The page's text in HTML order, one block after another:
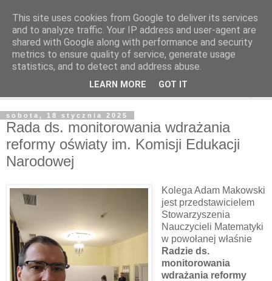
sobota, 18 stycznia 2025
Rada ds. monitorowania wdrażania
reformy oświaty im. Komisji Edukacji
Narodowej
Kolega Adam Makowski
jest przedstawicielem
Stowarzyszenia
Nauczycieli Matematyki
w powołanej właśnie
Radzie ds.
monitorowania
wdrażania reformy
This site uses cookies from Google to deliver its services
and to analyze traffic. Your IP address and user-agent are
shared with Google along with performance and security
metrics to ensure quality of service, generate usage
statistics, and to detect and address abuse.
LEARN MORE GOT IT